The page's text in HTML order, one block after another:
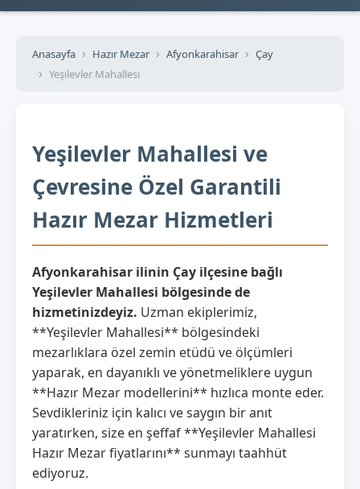
Anasayfa Hazır Mezar Afyonkarahisar
Çay
Yeşilevler Mahallesi
Yeşilevler Mahallesi ve
Çevresine Özel Garantili
Hazır Mezar Hizmetleri
Afyonkarahisar ilinin Çay ilçesine bağlı
Yeşilevler Mahallesi bölgesinde de
hizmetinizdeyiz. Uzman ekiplerimiz,
**Yeşilevler Mahallesi** bölgesindeki
mezarlıklara özel zemin etüdü ve ölçümleri
yaparak, en dayanıklı ve yönetmeliklere uygun
**Hazır Mezar modellerini** hızlıca monte eder.
Sevdikleriniz için kalıcı ve saygın bir anıt
yaratırken, size en şeffaf **Yeşilevler Mahallesi
Hazır Mezar fiyatlarını** sunmayı taahhüt
ediyoruz.